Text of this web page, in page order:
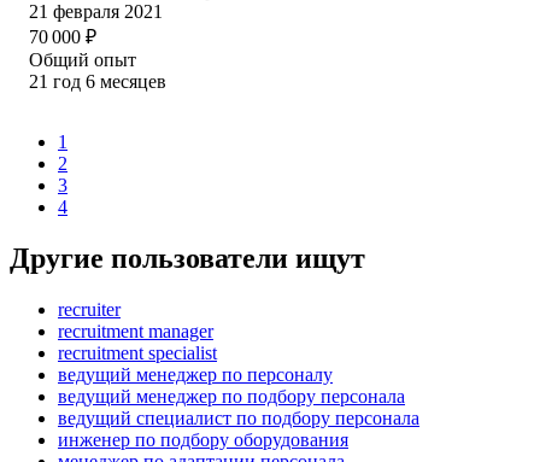
21 февраля 2021
70 000 ₽
Общий опыт
21 год 6 месяцев
1
2
3
4
Другие пользователи ищут
recruiter
recruitment manager
recruitment specialist
ведущий менеджер по персоналу
ведущий менеджер по подбору персонала
ведущий специалист по подбору персонала
инженер по подбору оборудования